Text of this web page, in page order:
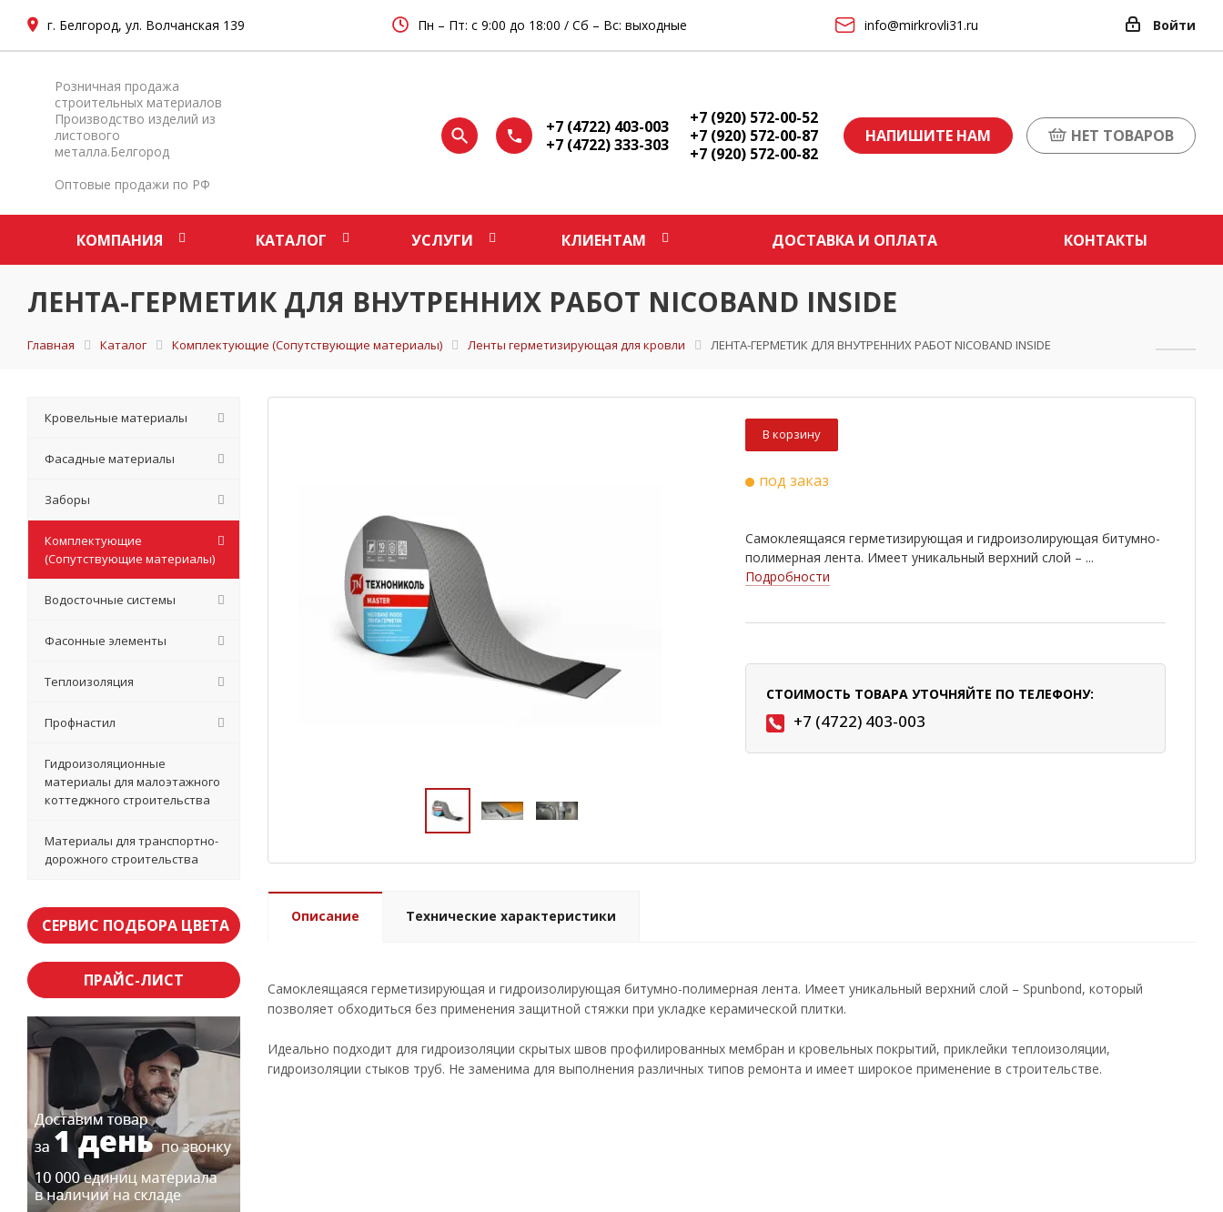
г. Белгород, ул. Волчанская 139 Пн – Пт: с 9:00 до 18:00 / Сб – Вс: выходные info@mirkrovli31.ru Войти
Розничная продажа
строительных материалов
Производство изделий из
листового
металла.Белгород
Оптовые продажи по РФ
+7 (4722) 403-003
+7 (4722) 333-303
+7 (920) 572-00-52
+7 (920) 572-00-87
+7 (920) 572-00-82
НАПИШИТЕ НАМ НЕТ ТОВАРОВ
КОМПАНИЯ КАТАЛОГ УСЛУГИ КЛИЕНТАМ ДОСТАВКА И ОПЛАТА КОНТАКТЫ
ЛЕНТА-ГЕРМЕТИК ДЛЯ ВНУТРЕННИХ РАБОТ NICOBAND INSIDE
Главная Каталог Комплектующие (Сопутствующие материалы) Ленты герметизирующая для кровли ЛЕНТА-ГЕРМЕТИК ДЛЯ ВНУТРЕННИХ РАБОТ NICOBAND INSIDE
В корзину
под заказ
Cамоклеящаяся герметизирующая и гидроизолирующая битумно-
полимерная лента. Имеет уникальный верхний слой – ...
Подробности
СТОИМОСТЬ ТОВАРА УТОЧНЯЙТЕ ПО ТЕЛЕФОНУ:
+7 (4722) 403-003
Описание Технические характеристики
Cамоклеящаяся герметизирующая и гидроизолирующая битумно-полимерная лента. Имеет уникальный верхний слой – Spunbond, который
позволяет обходиться без применения защитной стяжки при укладке керамической плитки.
Идеально подходит для гидроизоляции скрытых швов профилированных мембран и кровельных покрытий, приклейки теплоизоляции,
гидроизоляции стыков труб. Не заменима для выполнения различных типов ремонта и имеет широкое применение в строительстве.
Кровельные материалы
Фасадные материалы
Заборы
Комплектующие
(Сопутствующие материалы)
Водосточные системы
Фасонные элементы
Теплоизоляция
Профнастил
Гидроизоляционные
материалы для малоэтажного
коттеджного строительства
Материалы для транспортно-
дорожного строительства
СЕРВИС ПОДБОРА ЦВЕТА
ПРАЙС-ЛИСТ